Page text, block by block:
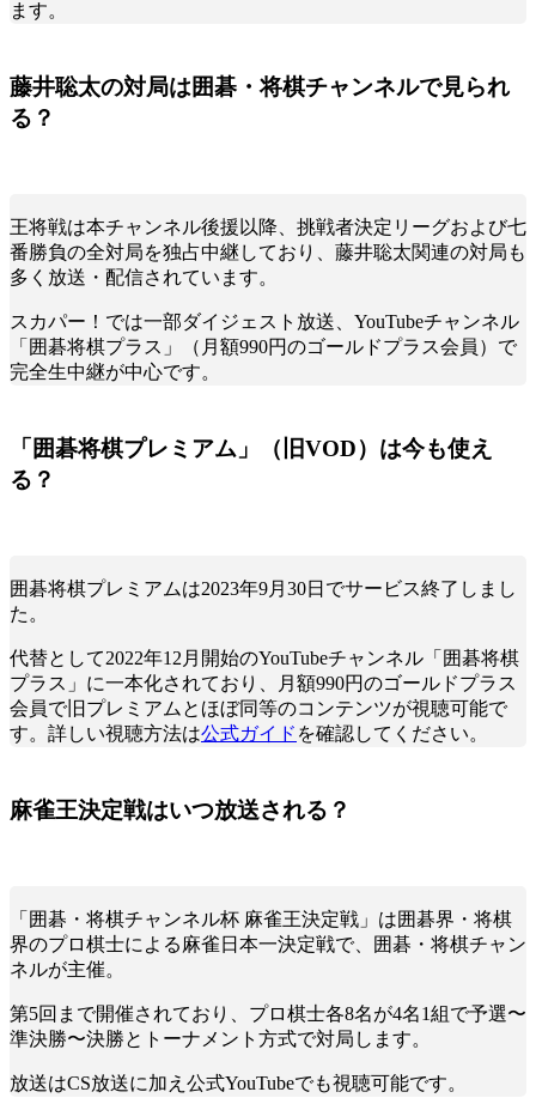
ます。
藤井聡太の対局は囲碁・将棋チャンネルで見られ
る？
王将戦は本チャンネル後援以降、挑戦者決定リーグおよび七
番勝負の全対局を独占中継しており、藤井聡太関連の対局も
多く放送・配信されています。
スカパー！では一部ダイジェスト放送、YouTubeチャンネル
「囲碁将棋プラス」（月額990円のゴールドプラス会員）で
完全生中継が中心です。
「囲碁将棋プレミアム」（旧VOD）は今も使え
る？
囲碁将棋プレミアムは2023年9月30日でサービス終了しまし
た。
代替として2022年12月開始のYouTubeチャンネル「囲碁将棋
プラス」に一本化されており、月額990円のゴールドプラス
会員で旧プレミアムとほぼ同等のコンテンツが視聴可能で
す。詳しい視聴方法は公式ガイド を確認してください。
麻雀王決定戦はいつ放送される？
「囲碁・将棋チャンネル杯 麻雀王決定戦」は囲碁界・将棋
界のプロ棋士による麻雀日本一決定戦で、囲碁・将棋チャン
ネルが主催。
第5回まで開催されており、プロ棋士各8名が4名1組で予選〜
準決勝〜決勝とトーナメント方式で対局します。
放送はCS放送に加え公式YouTubeでも視聴可能です。